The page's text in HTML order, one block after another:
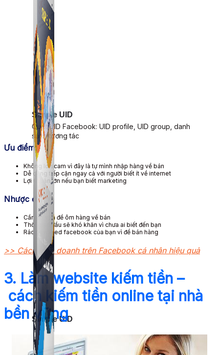
Simple UID
Quét UID Facebook: UID profile, UID group, danh
sách tương tác
Simple UID
Quét UID Facebook: UID profile, UID group, danh
sách tương tác
Ưu điểm:
Không lo scam vì đây là tự mình nhập hàng về bán
Dễ dàng tiếp cận ngay cả với người biết ít về internet
Lợi nhuận lớn nếu bạn biết marketing
Nhược điểm:
Cần có vốn đề ôm hàng về bán
Thời gian đầu sẽ khó khăn vì chưa ai biết đến bạn
Rác newfeed facebook của bạn vì để bán hàng
>> Cách kinh doanh trên Facebook cá nhân hiệu quả
3. Làm website kiếm tiền –
cách kiếm tiền online tại nhà
bền vững